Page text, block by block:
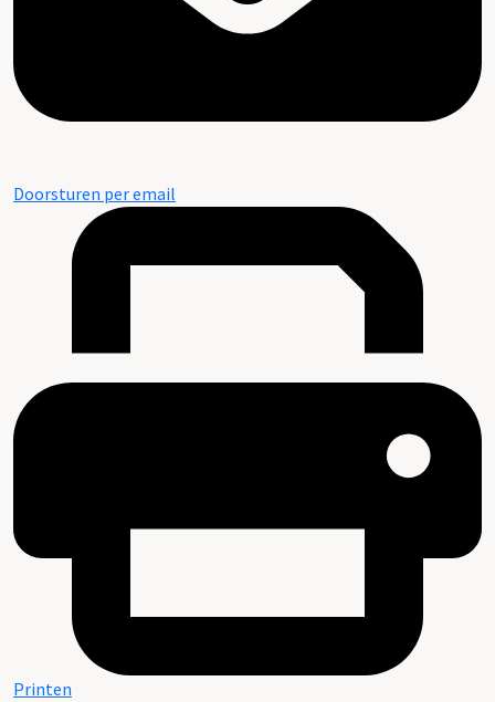
Doorsturen per email
Printen